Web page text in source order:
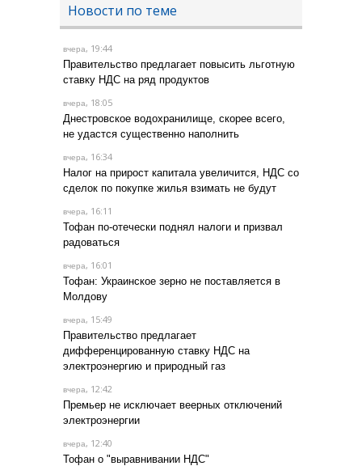
Новости по теме
вчера, 19:44
Правительство предлагает повысить льготную
ставку НДС на ряд продуктов
вчера, 18:05
Днестровское водохранилище, скорее всего,
не удастся существенно наполнить
вчера, 16:34
Налог на прирост капитала увеличится, НДС со
сделок по покупке жилья взимать не будут
вчера, 16:11
Тофан по-отечески поднял налоги и призвал
радоваться
вчера, 16:01
Тофан: Украинское зерно не поставляется в
Молдову
вчера, 15:49
Правительство предлагает
дифференцированную ставку НДС на
электроэнергию и природный газ
вчера, 12:42
Премьер не исключает веерных отключений
электроэнергии
вчера, 12:40
Тофан о "выравнивании НДС"